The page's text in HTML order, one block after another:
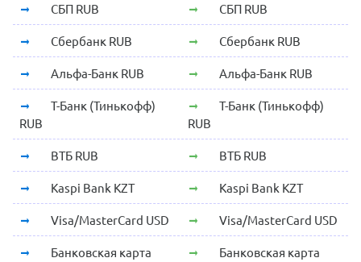
СБП RUB СБП RUB
Сбербанк RUB Сбербанк RUB
Альфа-Банк RUB Альфа-Банк RUB
Т-Банк (Тинькофф)
RUB
Т-Банк (Тинькофф)
RUB
ВТБ RUB ВТБ RUB
Kaspi Bank KZT Kaspi Bank KZT
Visa/MasterCard USD Visa/MasterCard USD
Банковская карта
Банковская карта